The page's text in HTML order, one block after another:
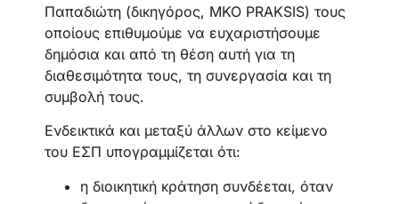
Παπαδιώτη (δικηγόρος, ΜΚΟ PRAKSIS) τους
οποίους επιθυμούμε να ευχαριστήσουμε
δημόσια και από τη θέση αυτή για τη
διαθεσιμότητα τους, τη συνεργασία και τη
συμβολή τους.
Ενδεικτικά και μεταξύ άλλων στο κείμενο
του ΕΣΠ υπογραμμίζεται ότι:
η διοικητική κράτηση συνδέεται, όταν